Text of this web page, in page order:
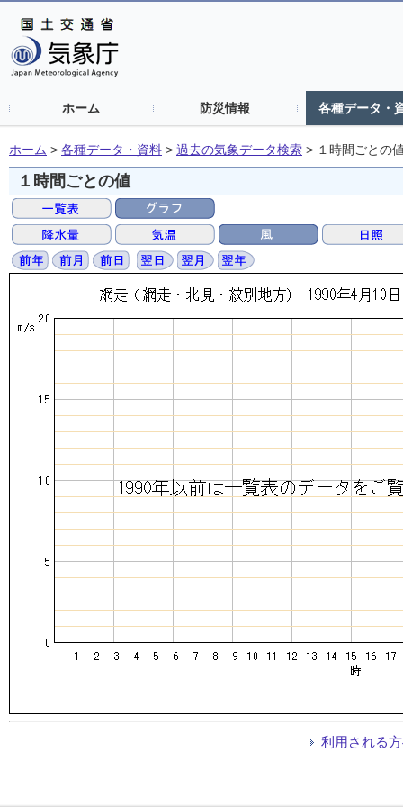
ホーム 防災情報 各種データ・
ホーム > 各種データ・資料 > 過去の気象データ検索 > １時間ごとの
１時間ごとの値
利用される